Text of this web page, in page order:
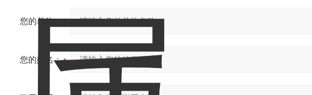
您的单位：
您的姓名：